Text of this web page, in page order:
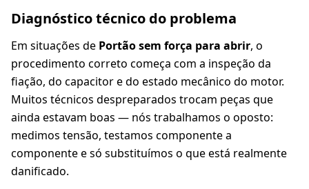
Diagnóstico técnico do problema
Em situações de Portão sem força para abrir, o
procedimento correto começa com a inspeção da
fiação, do capacitor e do estado mecânico do motor.
Muitos técnicos despreparados trocam peças que
ainda estavam boas — nós trabalhamos o oposto:
medimos tensão, testamos componente a
componente e só substituímos o que está realmente
danificado.